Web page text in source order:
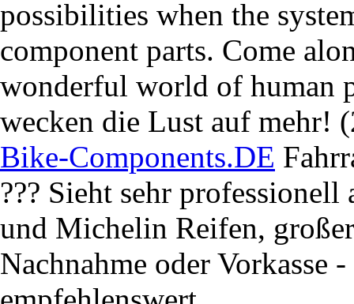
possibilities when the
component parts. Come
wonderful world of human
wecken die Lust auf mehr!
Bike-Components.DE
??? Sieht sehr
und Michelin Reifen,
Nachnahme oder Vorkasse